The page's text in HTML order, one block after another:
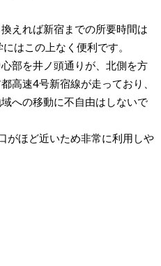
えれば新宿までの所要時間は
はこの上なく便利です。
部を井ノ頭通りが、北側を方
高速4号新宿線が走っており、
への移動に不自由はしないで
がほど近いため非常に利用しや